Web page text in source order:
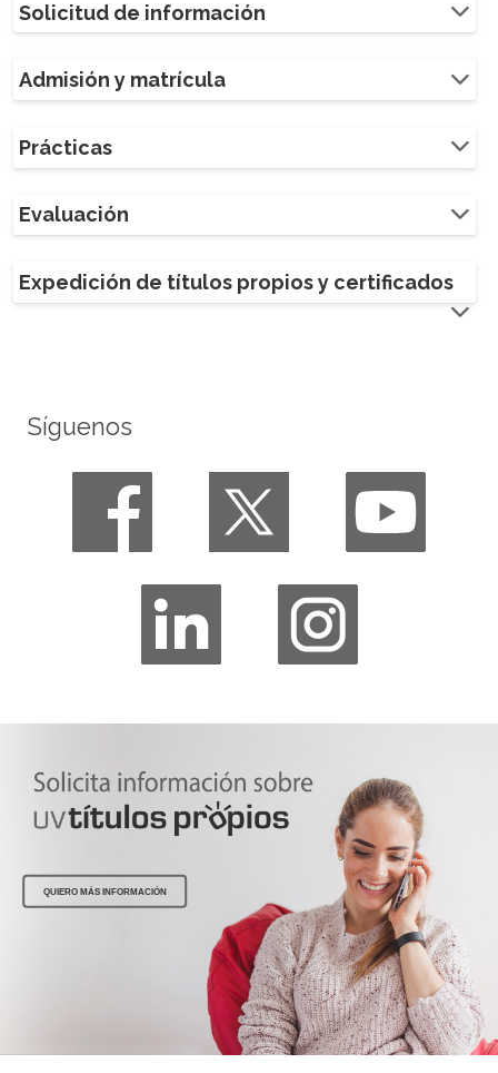
Solicitud de información
Admisión y matrícula
Prácticas
Evaluación
Expedición de títulos propios y certificados
Síguenos
QUIERO MÁS INFORMACIÓN